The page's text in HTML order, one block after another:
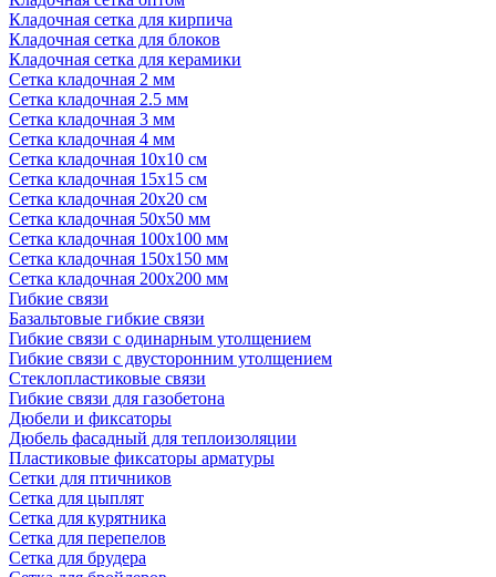
Кладочная сетка для кирпича
Кладочная сетка для блоков
Кладочная сетка для керамики
Сетка кладочная 2 мм
Сетка кладочная 2.5 мм
Сетка кладочная 3 мм
Сетка кладочная 4 мм
Сетка кладочная 10x10 см
Сетка кладочная 15x15 см
Сетка кладочная 20x20 см
Сетка кладочная 50x50 мм
Сетка кладочная 100x100 мм
Сетка кладочная 150x150 мм
Сетка кладочная 200x200 мм
Гибкие связи
Базальтовые гибкие связи
Гибкие связи с одинарным утолщением
Гибкие связи с двусторонним утолщением
Стеклопластиковые связи
Гибкие связи для газобетона
Дюбели и фиксаторы
Дюбель фасадный для теплоизоляции
Пластиковые фиксаторы арматуры
Сетки для птичников
Сетка для цыплят
Сетка для курятника
Сетка для перепелов
Сетка для брудера